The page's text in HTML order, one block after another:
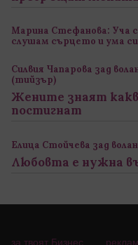
Марина Стефанова: Уча
слушам сърцето и ума си
Силвия Чапарова зад
(тийзър)
Жените знаят
постигнат
Елица Стойчева зад
Любовта е нужна
за твоят Бизнес